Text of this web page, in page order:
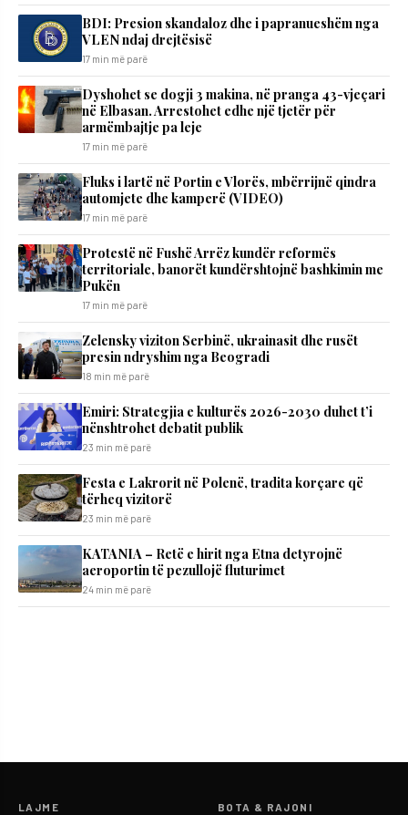
BDI: Presion skandaloz dhe i papranueshëm nga
VLEN ndaj drejtësisë
17 min më parë
Dyshohet se dogji 3 makina, në pranga 43-vjeçari
në Elbasan. Arrestohet edhe një tjetër për
armëmbajtje pa leje
17 min më parë
Fluks i lartë në Portin e Vlorës, mbërrijnë qindra
automjete dhe kamperë (VIDEO)
17 min më parë
Protestë në Fushë Arrëz kundër reformës
territoriale, banorët kundërshtojnë bashkimin me
Pukën
17 min më parë
Zelensky viziton Serbinë, ukrainasit dhe rusët
presin ndryshim nga Beogradi
18 min më parë
Emiri: Strategjia e kulturës 2026-2030 duhet t’i
nënshtrohet debatit publik
23 min më parë
Festa e Lakrorit në Polenë, tradita korçare që
tërheq vizitorë
23 min më parë
KATANIA – Retë e hirit nga Etna detyrojnë
aeroportin të pezullojë fluturimet
24 min më parë
LAJME BOTA & RAJONI